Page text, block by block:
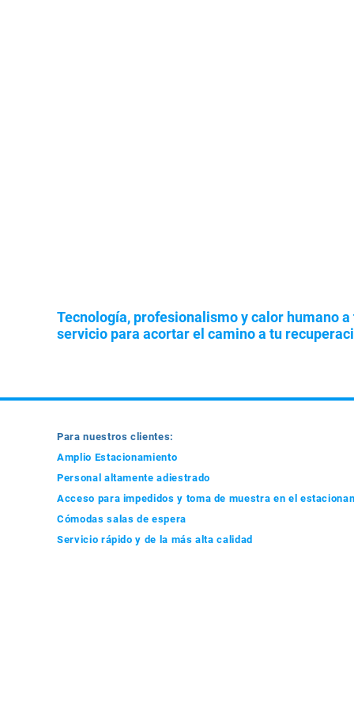
Tecnología, profesionalismo y calor humano a
servicio para acortar el camino a tu
Para nuestros clientes:
Amplio Estacionamiento
Personal altamente adiestrado
Acceso para impedidos y toma de muestra en el
Cómodas salas de espera
Servicio rápido y de la más alta calidad